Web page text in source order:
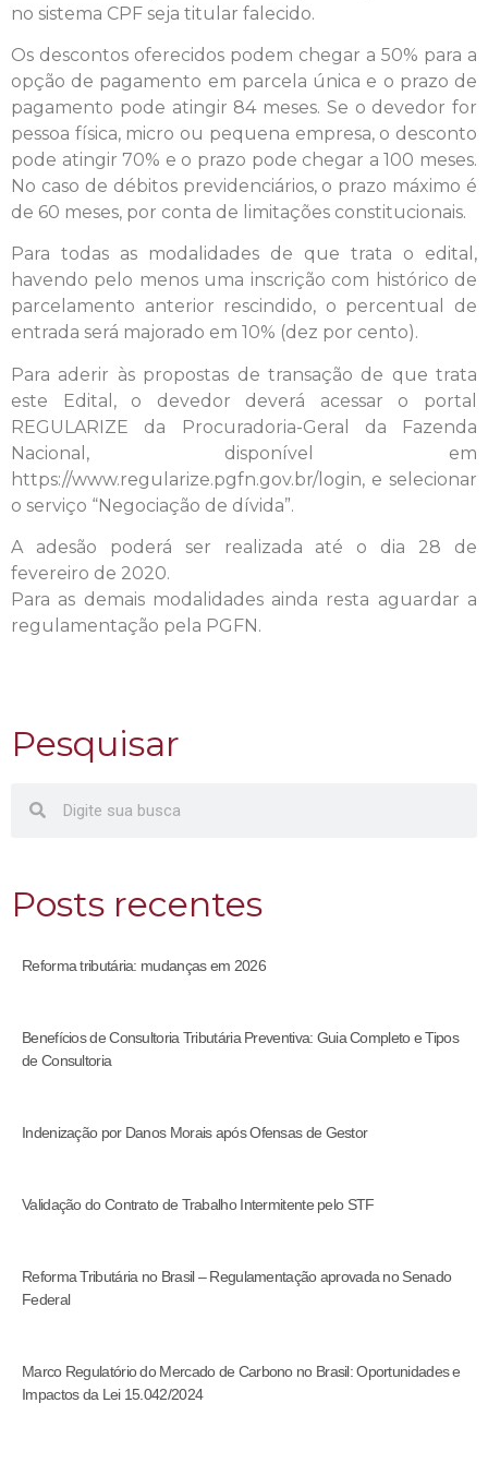
no sistema CPF seja titular falecido.
Os descontos oferecidos podem chegar a 50% para a
opção de pagamento em parcela única e o prazo de
pagamento pode atingir 84 meses. Se o devedor for
pessoa física, micro ou pequena empresa, o desconto
pode atingir 70% e o prazo pode chegar a 100 meses.
No caso de débitos previdenciários, o prazo máximo é
de 60 meses, por conta de limitações constitucionais.
Para todas as modalidades de que trata o edital,
havendo pelo menos uma inscrição com histórico de
parcelamento anterior rescindido, o percentual de
entrada será majorado em 10% (dez por cento).
Para aderir às propostas de transação de que trata
este Edital, o devedor deverá acessar o portal
REGULARIZE da Procuradoria-Geral da Fazenda
Nacional, disponível em
https://www.regularize.pgfn.gov.br/login, e selecionar
o serviço “Negociação de dívida”.
A adesão poderá ser realizada até o dia 28 de
fevereiro de 2020.
Para as demais modalidades ainda resta aguardar a
regulamentação pela PGFN.
Pesquisar
Posts recentes
Reforma tributária: mudanças em 2026
Benefícios de Consultoria Tributária Preventiva: Guia Completo e Tipos
de Consultoria
Indenização por Danos Morais após Ofensas de Gestor
Validação do Contrato de Trabalho Intermitente pelo STF
Reforma Tributária no Brasil – Regulamentação aprovada no Senado
Federal
Marco Regulatório do Mercado de Carbono no Brasil: Oportunidades e
Impactos da Lei 15.042/2024